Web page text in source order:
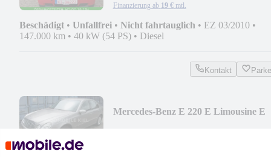
Finanzierung ab 19 € mtl.
Beschädigt • Unfallfrei • Nicht fahrtauglich • EZ 03/2010 •
147.000 km • 40 kW (54 PS) • Diesel
Kontakt
Mercedes-Benz E 220 E Limousine E